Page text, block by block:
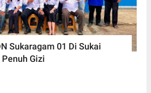
Sukaragam 01 Di Sukai
Gizi